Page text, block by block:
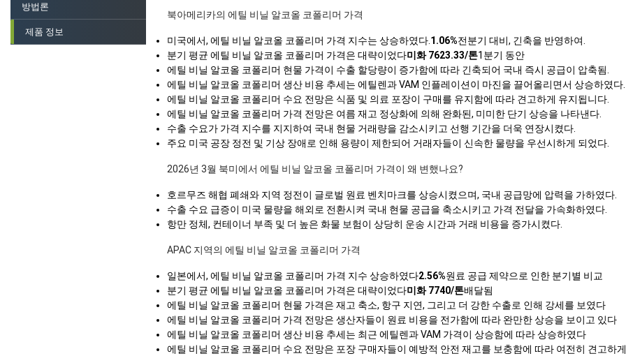
방법론
제품 정보
북아메리카의 에틸 비닐 알코올 코폴리머 가격
미국에서, 에틸 비닐 알코올 코폴리머 가격 지수는 상승하였다. 1.06%전분기 대비, 긴축을 반영하여.
분기 평균 에틸 비닐 알코올 코폴리머 가격은 대략이었다미화 7623.33/톤1분기 동안
에틸 비닐 알코올 코폴리머 현물 가격이 수출 할당량이 증가함에 따라 긴축되어 국내 즉시 공급이 압축됨.
에틸 비닐 알코올 코폴리머 생산 비용 추세는 에틸렌과 VAM 인플레이션이 마진을 끌어올리면서 상승하였다.
에틸 비닐 알코올 코폴리머 수요 전망은 식품 및 의료 포장이 구매를 유지함에 따라 견고하게 유지됩니다.
에틸 비닐 알코올 코폴리머 가격 전망은 여름 재고 정상화에 의해 완화된, 미미한 단기 상승을 나타낸다.
수출 수요가 가격 지수를 지지하여 국내 현물 거래량을 감소시키고 선행 기간을 더욱 연장시켰다.
주요 미국 공장 정전 및 기상 장애로 인해 용량이 제한되어 거래자들이 신속한 물량을 우선시하게 되었다.
2026년 3월 북미에서 에틸 비닐 알코올 코폴리머 가격이 왜 변했나요?
호르무즈 해협 폐쇄와 지역 정전이 글로벌 원료 벤치마크를 상승시켰으며, 국내 공급망에 압력을 가하였다.
수출 수요 급증이 미국 물량을 해외로 전환시켜 국내 현물 공급을 축소시키고 가격 전달을 가속화하였다.
항만 정체, 컨테이너 부족 및 더 높은 화물 보험이 상당히 운송 시간과 거래 비용을 증가시켰다.
APAC 지역의 에틸 비닐 알코올 코폴리머 가격
일본에서, 에틸 비닐 알코올 코폴리머 가격 지수 상승하였다2.56%원료 공급 제약으로 인한 분기별 비교
분기 평균 에틸 비닐 알코올 코폴리머 가격은 대략이었다미화 7740/톤배달됨
에틸 비닐 알코올 코폴리머 현물 가격은 재고 축소, 항구 지연, 그리고 더 강한 수출로 인해 강세를 보였다
에틸 비닐 알코올 코폴리머 가격 전망은 생산자들이 원료 비용을 전가함에 따라 완만한 상승을 보이고 있다
에틸 비닐 알코올 코폴리머 생산 비용 추세는 최근 에틸렌과 VAM 가격이 상승함에 따라 상승하였다
에틸 비닐 알코올 코폴리머 수요 전망은 포장 구매자들이 예방적 안전 재고를 보충함에 따라 여전히 견고하